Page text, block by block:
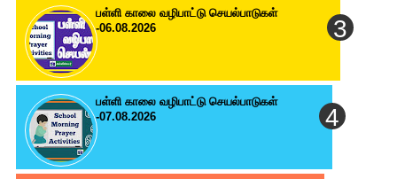
பள்ளி காலை வழிபாட்டு செயல்பாடுகள்
-06.08.2026
பள்ளி காலை வழிபாட்டு செயல்பாடுகள்
-07.08.2026